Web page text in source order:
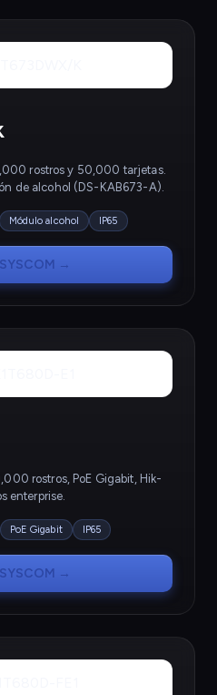
rostros y 50,000 tarjetas.
de alcohol (DS-KAB673-A).
Módulo alcohol IP65
→
rostros, PoE Gigabit, Hik-
enterprise.
PoE Gigabit IP65
→